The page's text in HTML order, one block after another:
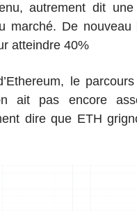
autrement dit
marché. De
atteindre 40%
le
ait pas encore
dire que ETH